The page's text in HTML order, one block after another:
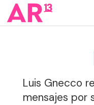
Luis Gnecco
mensajes por